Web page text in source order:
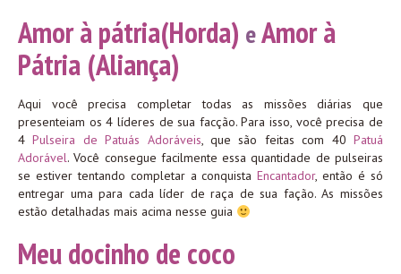
Amor à pátria(Horda) eAmor à
Pátria (Aliança)
Aqui você precisa completar todas as missões diárias que
presenteiam os 4 líderes de sua facção. Para isso, você precisa de
4Pulseira de Patuás Adoráveis, que são feitas com 40Patuá
Adorável. Você consegue facilmente essa quantidade de pulseiras
se estiver tentando completar a conquistaEncantador, então é só
entregar uma para cada líder de raça de sua fação. As missões
estão detalhadas mais acima nesse guia
Meu docinho de coco